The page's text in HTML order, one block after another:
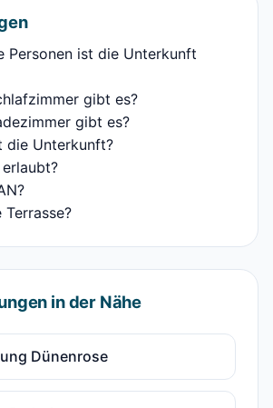
Personen ist die Unterkunft
gibt es?
gibt es?
die Unterkunft?
in der Nähe
Dünenrose